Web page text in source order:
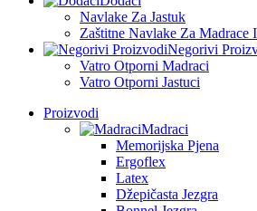
Navlake Za Jastuk
Zaštitne Navlake Za Madrace
Negorivi
Vatro Otporni Madraci
Vatro Otporni Jastuci
Proizvodi
Madraci
Memorijska Pjena
Ergoflex
Latex
Džepičasta Jezgra